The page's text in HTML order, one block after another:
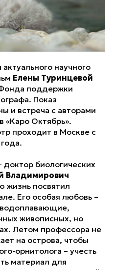
научного
Елены Туринцевой
поддержки
Показ
и встреча с авторами
«Каро Октябрь».
проходит в Москве с
доктор биологических
Владимирович
жизнь посвятил
Его особая любовь –
водоплавающие,
живописных, но
Летом профессора не
на острова, чтобы
орнитолога – учесть
материал для